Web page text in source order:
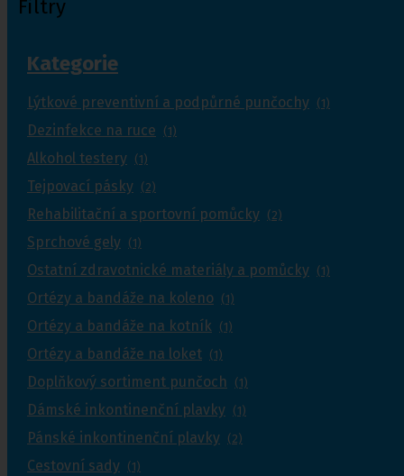
Filtry
Kategorie
Lýtkové preventivní a podpůrné punčochy (1)
Dezinfekce na ruce (1)
Alkohol testery (1)
Tejpovací pásky (2)
Rehabilitační a sportovní pomůcky (2)
Sprchové gely (1)
Ostatní zdravotnické materiály a pomůcky (1)
Ortézy a bandáže na koleno (1)
Ortézy a bandáže na kotník (1)
Ortézy a bandáže na loket (1)
Doplňkový sortiment punčoch (1)
Dámské inkontinenční plavky (1)
Pánské inkontinenční plavky (2)
Cestovní sady (1)